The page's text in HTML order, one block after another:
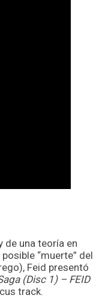
de una teoría en
“muerte” del
Feid presentó
(Disc 1) – FEID
track.